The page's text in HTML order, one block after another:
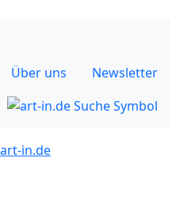
Über uns Newsletter